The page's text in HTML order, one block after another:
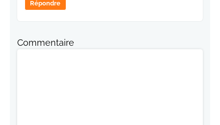
Répondre
Commentaire